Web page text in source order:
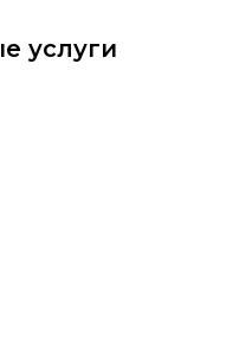
услуги